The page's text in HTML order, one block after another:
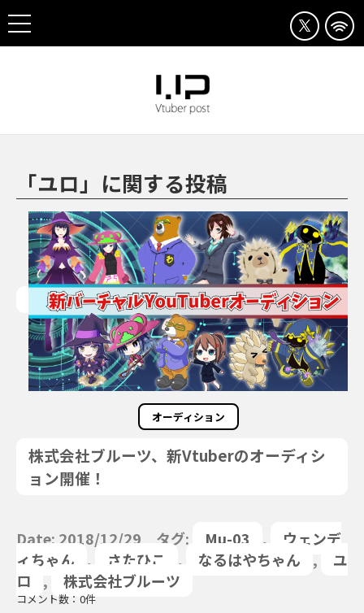
「ユロ」に関する投稿
オーディション
株式会社ブルーツ、新Vtuberのオーディシ
ョン開催！
Date: 2018/12/29 タグ: Mu-03 ,
ウェンデ
ィちゃん
, さたひこ , なるはやちゃん ,
ユ
ロ
, 株式会社ブルーツ
コメント数：0件